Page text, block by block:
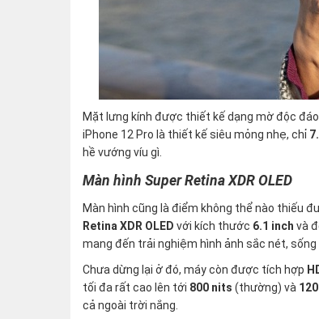
Mặt lưng kính được thiết kế dạng mờ độc
iPhone 12 Pro là thiết kế siêu mỏng nhẹ, chỉ
hề vướng víu gì.
Màn hình Super Retina XDR OLED
Màn hình cũng là điểm không thể nào thiếu
Retina XDR OLED với kích thước 6.1 inch và
mang đến trải nghiệm hình ảnh sắc nét,
Chưa dừng lại ở đó, máy còn được tích hợp
tối đa rất cao lên tới 800 nits (thường) và
cả ngoài trời nắng.